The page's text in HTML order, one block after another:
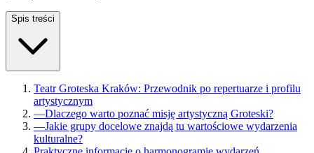
Spis treści
Teatr Groteska Kraków: Przewodnik po repertuarze i profilu
artystycznym
—Dlaczego warto poznać misję artystyczną Groteski?
—Jakie grupy docelowe znajdą tu wartościowe wydarzenia
kulturalne?